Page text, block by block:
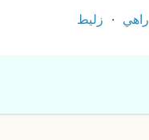
راهي زليط